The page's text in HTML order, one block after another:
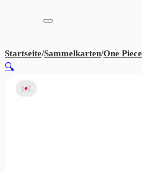
Startseite/Sammelkarten/One
🔍